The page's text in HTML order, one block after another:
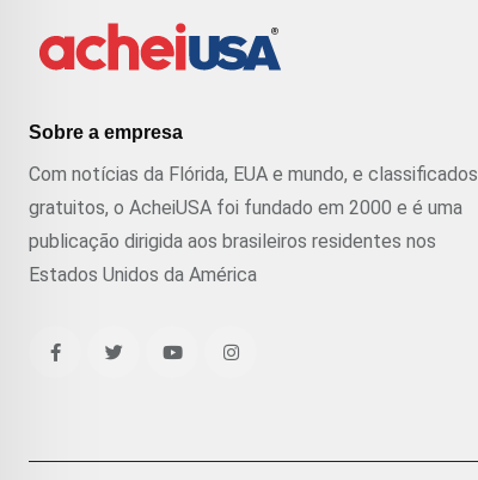
Sobre a empresa
Com notícias da Flórida, EUA e mundo, e classificados
gratuitos, o AcheiUSA foi fundado em 2000 e é uma
publicação dirigida aos brasileiros residentes nos
Estados Unidos da América